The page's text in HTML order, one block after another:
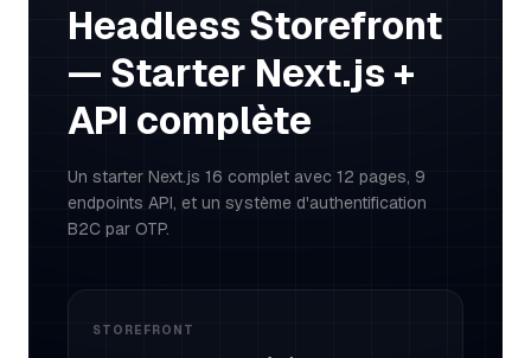
Headless Storefront
— Starter Next.js +
API complète
Un starter Next.js 16 complet avec 12 pages, 9
endpoints API, et un système d'authentification
B2C par OTP.
STOREFRONT